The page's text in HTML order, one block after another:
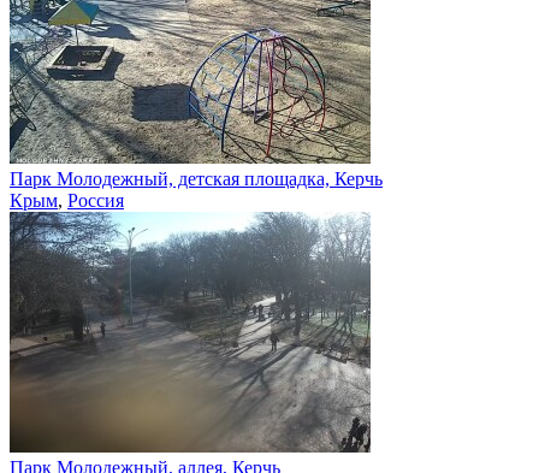
Парк Молодежный, детская площадка, Керчь
Крым, Россия
Парк Молодежный, аллея, Керчь